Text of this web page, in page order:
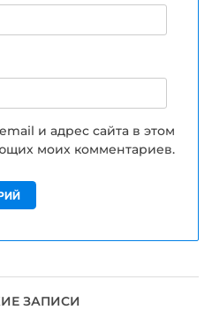
и адрес сайта в этом
моих комментариев.
ЗАПИСИ